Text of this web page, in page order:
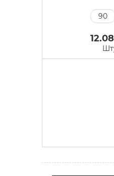
90
12.08